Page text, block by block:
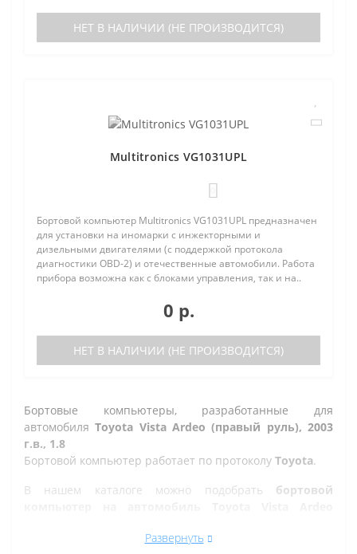
НЕТ В НАЛИЧИИ (НЕ ПРОИЗВОДИТСЯ)
Multitronics VG1031UPL
Бортовой компьютер Multitronics VG1031UPL предназначен
для установки на иномарки с инжекторными и
дизельными двигателями (с поддержкой протокола
диагностики OBD-2) и отечественные автомобили. Работа
прибора возможна как с блоками управления, так и на..
0 р.
НЕТ В НАЛИЧИИ (НЕ ПРОИЗВОДИТСЯ)
Бортовые компьютеры, разработанные для
автомобиляToyota Vista Ardeo (правый руль), 2003
г.в., 1.8
Бортовой компьютер работает по протоколу Toyota.
В нашем каталоге можно подобрать бортовой
Развернуть